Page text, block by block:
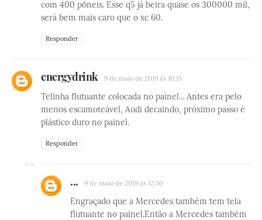
com 400 pôneis. Esse q5 já beira quase os 300000 mil,
será bem mais caro que o xc 60.
Responder
energydrink 9 de maio de 2019 às 10:15
Telinha flutuante colocada no painel... Antes era pelo
menos escamoteável, Audi decaindo, próximo passo é
plástico duro no painel.
Responder
... 9 de maio de 2019 às 12:50
Engraçado que a Mercedes também tem tela
flutuante no painel.Então a Mercedes também